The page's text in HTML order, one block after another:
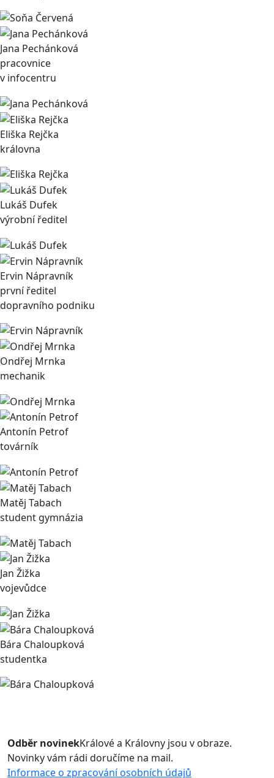
Jana Pechánková
pracovnice
v infocentru
Eliška Rejčka
královna
Lukáš Dufek
výrobní ředitel
Ervin Nápravník
první ředitel
dopravního podniku
Ondřej Mrnka
mechanik
Antonín Petrof
továrník
Matěj Tabach
student gymnázia
Jan Žižka
vojevůdce
Bára Chaloupková
studentka
Odběr novinekKrálové a Královny jsou v obraze.
Novinky vám rádi doručíme na mail.
Informace o zpracování osobních údajů